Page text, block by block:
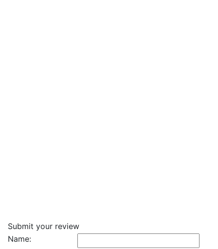
Submit your review
Name: